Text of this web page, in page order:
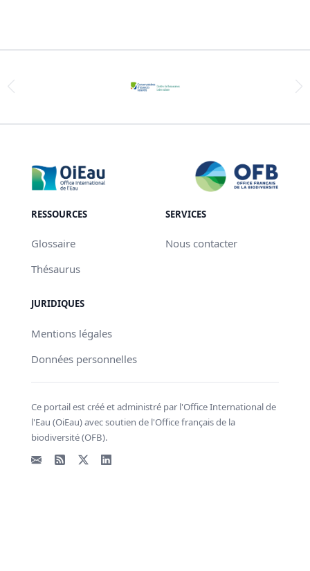
RESSOURCES
Glossaire
Thésaurus
SERVICES
Nous contacter
JURIDIQUES
Mentions légales
Données personnelles
Ce portail est créé et administré par l'Office International de
l'Eau (OiEau) avec soutien de l'Office français de la
biodiversité (OFB).